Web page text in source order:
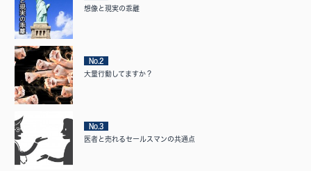
想像と現実の乖離
No.2
大量行動してますか？
No.3
医者と売れるセールスマンの共通点